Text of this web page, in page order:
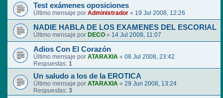
Test exámenes oposiciones
Último mensaje por Administrador « 19 Jul 2008, 12:26
NADIE HABLA DE LOS EXAMENES DEL ESCORIAL
Último mensaje por DECO « 14 Jul 2008, 11:07
Adios Con El Corazón
Último mensaje por ATARAXIA « 08 Jul 2008, 23:42
Respuestas: 1
Un saludo a los de la EROTICA
Último mensaje por ATARAXIA « 29 Jun 2008, 13:24
Respuestas: 3